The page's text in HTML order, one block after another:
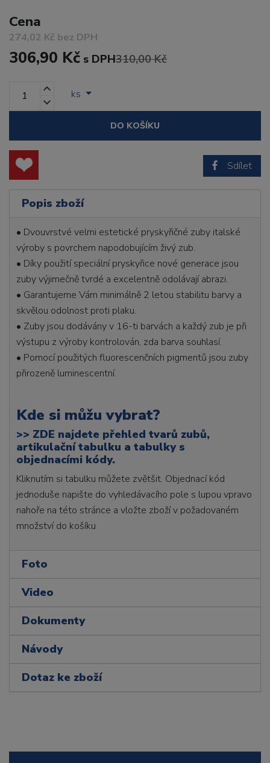
Cena
274,02 Kč bez DPH
306,90 Kč s DPH310,00 Kč
ks
DO KOŠÍKU
Sdílet
Popis zboží
• Dvouvrstvé velmi estetické pryskyřičné zuby italské
výroby s povrchem napodobujícím živý zub.
• Díky použití speciální pryskyřice nové generace jsou
zuby výjimečně tvrdé a excelentně odolávají abrazi.
• Garantujeme Vám minimálně 2 letou stabilitu barvy a
skvělou odolnost proti plaku.
• Zuby jsou dodávány v 16-ti barvách a každý zub je při
výstupu z výroby kontrolován, zda barva souhlasí.
• Pomocí použitých fluorescenčních pigmentů jsou zuby
přirozeně luminescentní.
Kde si můžu vybrat?
>> ZDE najdete přehled tvarů zubů,
artikulační tabulku a tabulky s
objednacími kódy.
Kliknutím si tabulku můžete zvětšit. Objednací kód
jednoduše napište do vyhledávacího pole s lupou vpravo
nahoře na této stránce a vložte zboží v požadovaném
množství do košíku
Foto
Video
Dokumenty
Návody
Dotaz ke zboží